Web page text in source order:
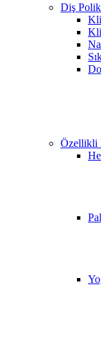
Diş
Özellikli